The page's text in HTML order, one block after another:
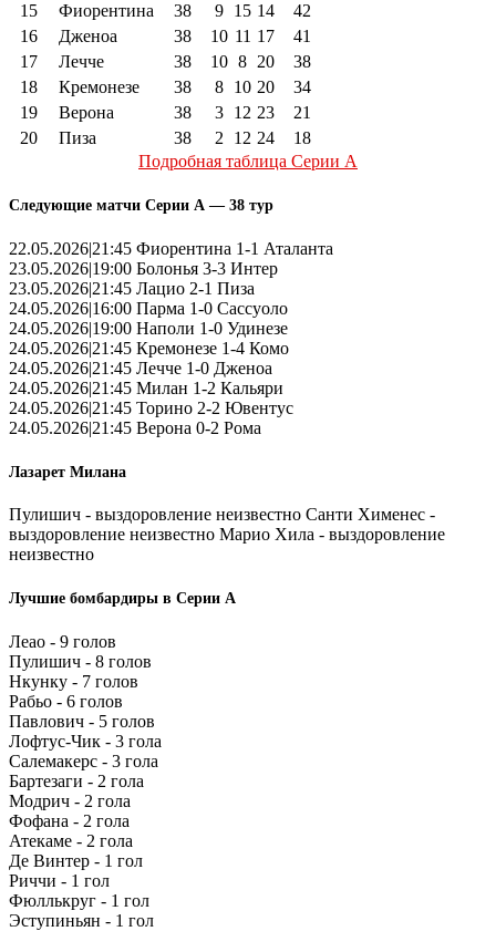
15
Фиорентина 38 9 15 14
42
16
Дженоа 38 10 11 17
41
17
Лечче 38 10 8 20
38
18
Кремонезе 38 8 10 20
34
19
Верона 38 3 12 23
21
20
Пиза 38 2 12 24
18
Подробная таблица Серии А
Следующие матчи Серии А — 38 тур
22.05.2026|21:45 Фиорентина 1-1 Аталанта
23.05.2026|19:00 Болонья 3-3 Интер
23.05.2026|21:45 Лацио 2-1 Пиза
24.05.2026|16:00 Парма 1-0 Сассуоло
24.05.2026|19:00 Наполи 1-0 Удинезе
24.05.2026|21:45 Кремонезе 1-4 Комо
24.05.2026|21:45 Лечче 1-0 Дженоа
24.05.2026|21:45 Милан 1-2 Кальяри
24.05.2026|21:45 Торино 2-2 Ювентус
24.05.2026|21:45 Верона 0-2 Рома
Лазарет Милана
Пулишич - выздоровление неизвестно Санти Хименес -
выздоровление неизвестно Марио Хила - выздоровление
неизвестно
Лучшие бомбардиры в Серии А
Леао - 9 голов
Пулишич - 8 голов
Нкунку - 7 голов
Рабьо - 6 голов
Павлович - 5 голов
Лофтус-Чик - 3 гола
Салемакерс - 3 гола
Бартезаги - 2 гола
Модрич - 2 гола
Фофана - 2 гола
Атекаме - 2 гола
Де Винтер - 1 гол
Риччи - 1 гол
Фюллькруг - 1 гол
Эступиньян - 1 гол